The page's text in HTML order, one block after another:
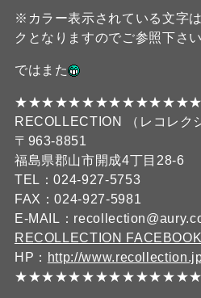
※カラー表示されている文字
クとなりますのでご参照下さい
ではまた
RECOLLECTION （レコレク
〒963-8851
福島県郡山市開成4丁目28-6
TEL：024-927-5753
FAX：024-927-5981
E-MAIL：
RECOLLECTION FACEBOOK
HP： http://